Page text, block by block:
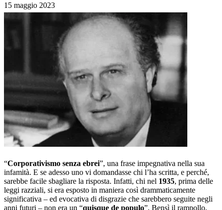
15 maggio 2023
“Corporativismo senza ebrei”, una frase impegnativa nella sua
infamità. E se adesso uno vi domandasse chi l’ha scritta, e perché,
sarebbe facile sbagliare la risposta. Infatti, chi nel 1935, prima delle
leggi razziali, si era esposto in maniera così drammaticamente
significativa – ed evocativa di disgrazie che sarebbero seguite negli
anni futuri – non era un “quisque de populo”. Bensì il rampollo,